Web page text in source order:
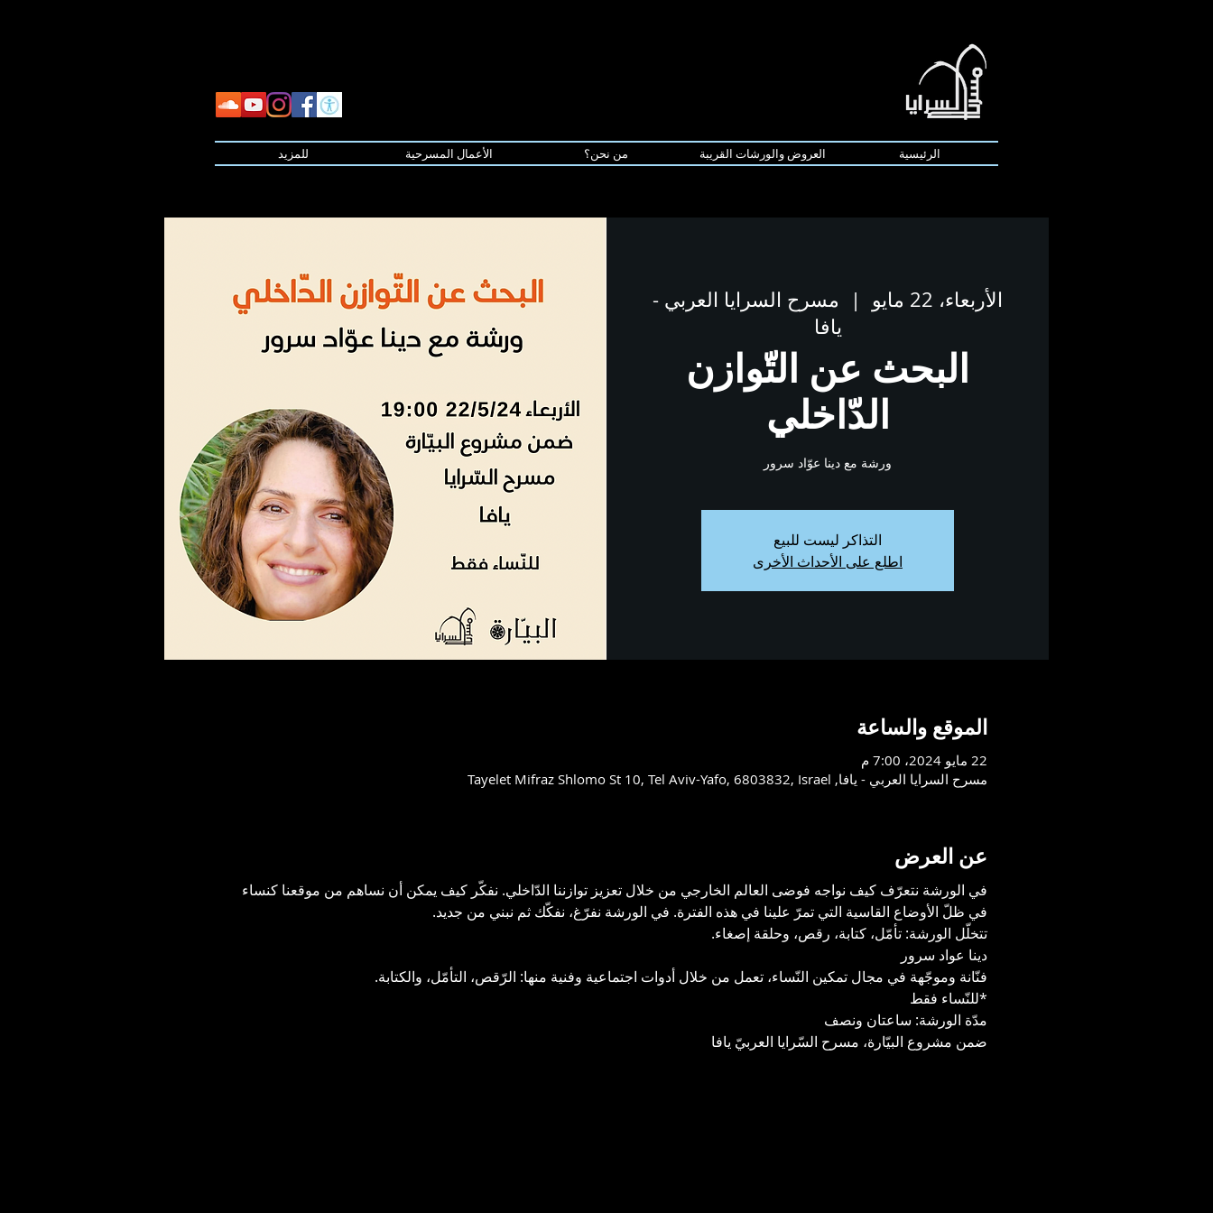
الرئيسية العروض والورشات القريبة من نحن؟ الأعمال المسرحية للمزيد
الأربعاء، 22 مايو
  |
مسرح السرايا العربي -
يافا
البحث عن التّوازن
الدّاخلي
ورشة مع دينا عوّاد سرور
التذاكر ليست للبيع
اطلع على الأحداث الأخرى
الموقع والساعة
22 مايو 2024، 7:00 م
مسرح السرايا العربي - يافا, Tayelet Mifraz Shlomo St 10, Tel Aviv-Yafo, 6803832, Israel
عن العرض
في الورشة نتعرّف كيف نواجه فوضى العالم الخارجي من خلال تعزيز توازننا الدّاخلي. نفكّر كيف يمكن أن نساهم من موقعنا كنساء
في ظلّ الأوضاع القاسية التي تمرّ علينا في هذه الفترة. في الورشة نفرّغ، نفكّك ثم نبني من جديد.
تتخلّل الورشة: تأمّل، كتابة، رقص، وحلقة إصغاء.
دينا عواد سرور
فنّانة وموجّهة في مجال تمكين النّساء، تعمل من خلال أدوات اجتماعية وفنية منها: الرّقص، التأمّل، والكتابة.
*للنّساء فقط
مدّة الورشة: ساعتان ونصف
ضمن مشروع البيّارة، مسرح السّرايا العربيّ يافا